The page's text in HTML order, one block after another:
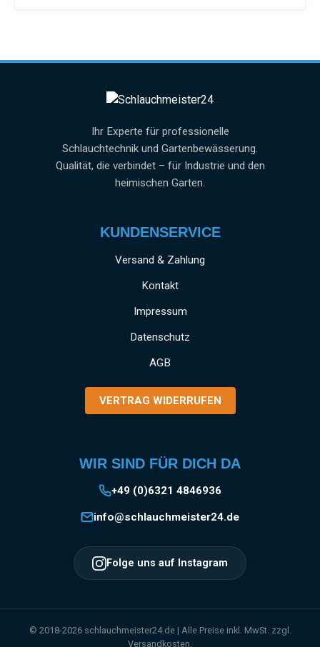
Ihr Experte für professionelle
Schlauchtechnik und Gartenbewässerung.
Qualität, die verbindet – für Industrie und den
heimischen Garten.
KUNDENSERVICE
Versand & Zahlung
Kontakt
Impressum
Datenschutz
AGB
VERTRAG WIDERRUFEN
WIR SIND FÜR DICH DA
+49 (0)6321 4846936
info@schlauchmeister24.de
Folge uns auf Instagram
© 2018-2026 schlauchmeister24.de | Alle Preise inkl. MwSt. zzgl.
Versandkosten.